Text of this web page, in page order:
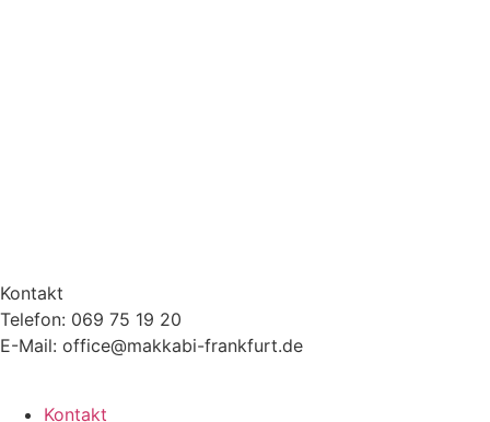
Kontakt
Telefon: 069 75 19 20
E-Mail: office@makkabi-frankfurt.de
Kontakt